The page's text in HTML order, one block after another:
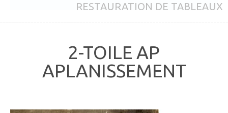
RESTAURATION DE TABLEAUX
2-TOILE AP
APLANISSEMENT